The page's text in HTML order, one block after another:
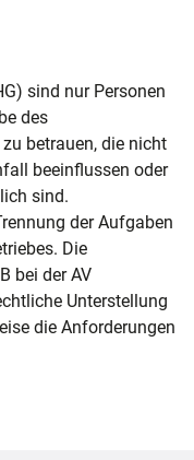
sind nur Personen
des
betrauen, die nicht
beeinflussen oder
sind.
der Aufgaben
Die
bei der AV
Unterstellung
die Anforderungen